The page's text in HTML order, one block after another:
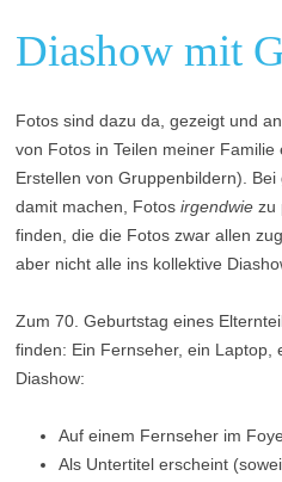
Diashow mit
Fotos sind dazu da, gezeigt und
von Fotos in Teilen meiner
Erstellen von Gruppenbildern).
damit machen, Fotos irgendwie zu
finden, die die Fotos zwar allen
aber nicht alle ins kollektive
Zum 70. Geburtstag eines
finden: Ein Fernseher, ein Laptop,
Diashow:
Auf einem Fernseher im
Als Untertitel erscheint